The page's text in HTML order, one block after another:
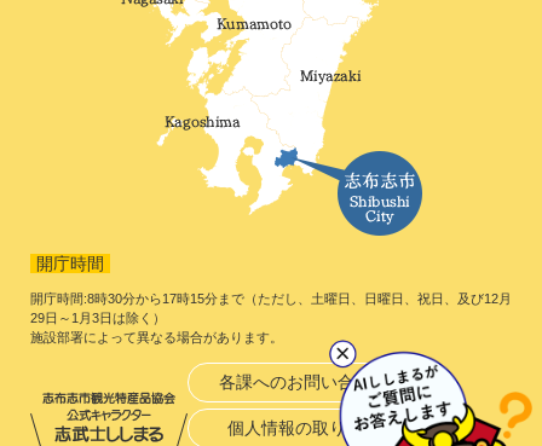
開庁時間
開庁時間:8時30分から17時15分まで（ただし、土曜日、日曜日、祝日、及び12月
29日～1月3日は除く）
施設部署によって異なる場合があります。
各課へのお問い合わせ
個人情報の取り扱い